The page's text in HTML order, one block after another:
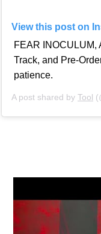
View this post on
FEAR INOCULUM,
Track, and Pre-
patience.
A post shared by Tool